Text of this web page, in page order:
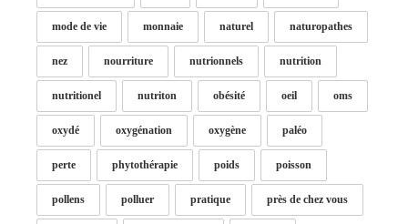
mode de vie monnaie naturel naturopathes
nez nourriture nutrionnels nutrition
nutritionel nutriton obésité oeil oms
oxydé oxygénation oxygène paléo
perte phytothérapie poids poisson
pollens polluer pratique près de chez vous